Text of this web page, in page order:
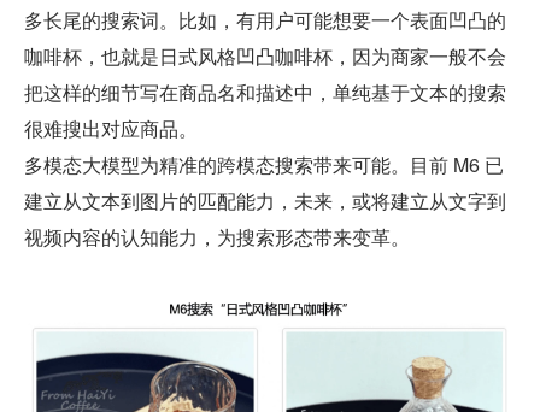
多长尾的搜索词。比如，有用户可能想要一个表面凹凸的
咖啡杯，也就是日式风格凹凸咖啡杯，因为商家一般不会
把这样的细节写在商品名和描述中，单纯基于文本的搜索
很难搜出对应商品。
多模态大模型为精准的跨模态搜索带来可能。目前 M6 已
建立从文本到图片的匹配能力，未来，或将建立从文字到
视频内容的认知能力，为搜索形态带来变革。